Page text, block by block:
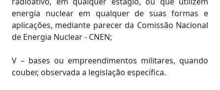
energia nuclear em qualquer de suas formas e
aplicações, mediante parecer da Comissão Nacional
de Energia Nuclear - CNEN;
V – bases ou empreendimentos militares, quando
couber, observada a legislação específica.